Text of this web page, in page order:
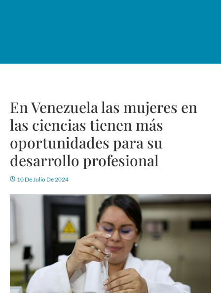
En Venezuela las mujeres en
las ciencias tienen más
oportunidades para su
desarrollo profesional
10 De Julio De 2024